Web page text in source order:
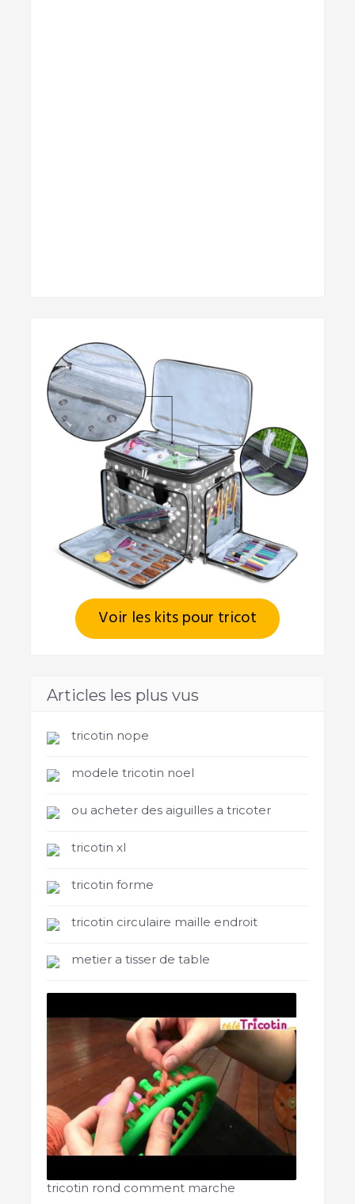
Voir les kits pour tricot
Articles les plus vus
tricotin nope
modele tricotin noel
ou acheter des aiguilles a tricoter
tricotin xl
tricotin forme
tricotin circulaire maille endroit
metier a tisser de table
tricotin rond comment marche